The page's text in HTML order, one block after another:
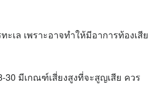
e
ล เพราะอาจทำให้มีอาการท้องเสีย
มีเกณฑ์เสี่ยงสูงที่จะสูญเสีย ควร